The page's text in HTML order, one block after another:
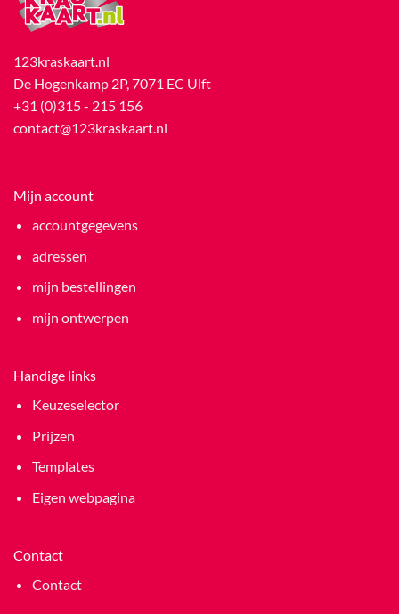
123kraskaart.nl
De Hogenkamp 2P, 7071 EC Ulft
+31 (0)315 - 215 156
contact@123kraskaart.nl
Mijn account
accountgegevens
adressen
mijn bestellingen
mijn ontwerpen
Handige links
Keuzeselector
Prijzen
Templates
Eigen webpagina
Contact
Contact